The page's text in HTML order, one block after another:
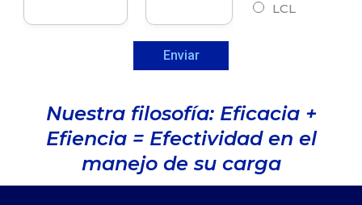
LCL
Enviar
Nuestra filosofía: Eficacia +
Efiencia = Efectividad en el
manejo de su carga